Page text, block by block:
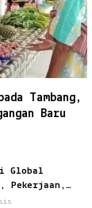
Tambang,
Baru
Global
Pekerjaan,